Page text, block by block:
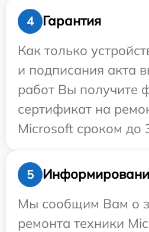
4
Гарантия
Как только
и подписания акта
работ Вы получите
сертификат на
Microsoft сроком до
5
Мы сообщим Вам о
ремонта техники